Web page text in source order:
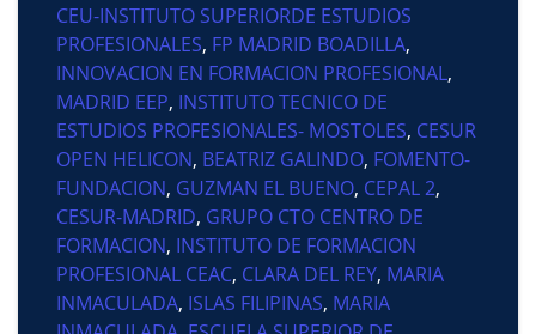
CEU-INSTITUTO SUPERIORDE ESTUDIOS
PROFESIONALES, FP MADRID BOADILLA,
INNOVACION EN FORMACION PROFESIONAL,
MADRID EEP, INSTITUTO TECNICO DE
ESTUDIOS PROFESIONALES- MOSTOLES, CESUR
OPEN HELICON, BEATRIZ GALINDO, FOMENTO-
FUNDACION, GUZMAN EL BUENO, CEPAL 2,
CESUR-MADRID, GRUPO CTO CENTRO DE
FORMACION, INSTITUTO DE FORMACION
PROFESIONAL CEAC, CLARA DEL REY, MARIA
INMACULADA, ISLAS FILIPINAS, MARIA